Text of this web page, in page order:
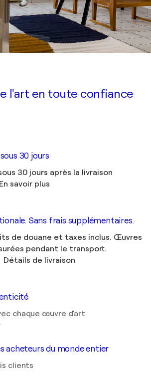
l'art en toute confiance
30 jours
30 jours après la livraison
En savoir plus
Sans frais supplémentaires.
de douane et taxes inclus. Œuvres
pendant le transport.
Détails de livraison
chaque œuvre d'art
acheteurs du monde entier
clients